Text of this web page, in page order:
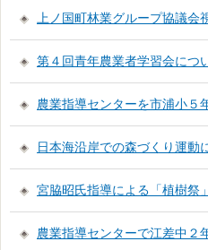
上ノ国町林業グループ協議会
第４回青年農業者学習会につ
農業指導センターを市浦小５
日本海沿岸での森づくり運動
宮脇昭氏指導による「植樹祭
農業指導センターで江差中２